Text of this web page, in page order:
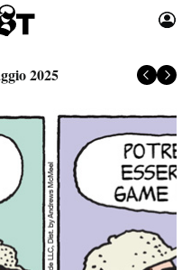
Moda
Libri
Consumismi
Storie/Idee
Ok Boomer!
2025